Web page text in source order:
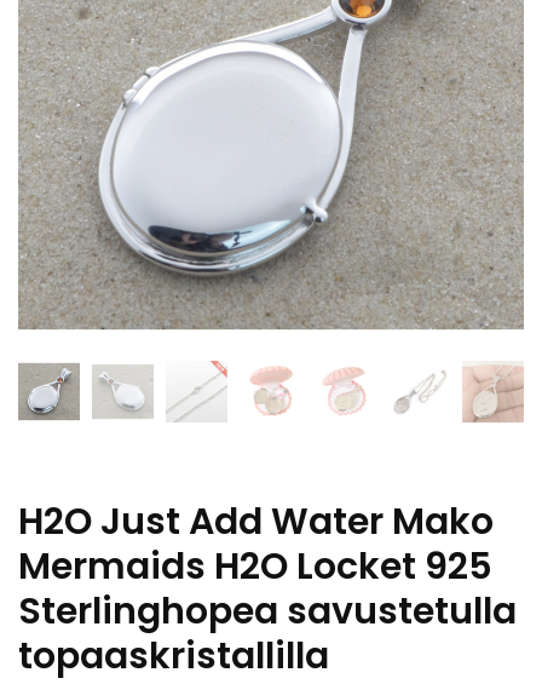
H2O Just Add Water Mako
Mermaids H2O Locket 925
Sterlinghopea savustetulla
topaaskristallilla